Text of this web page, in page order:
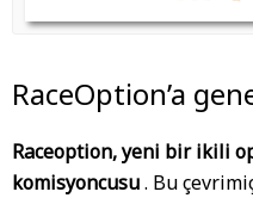
RaceOption’a
Raceoption, yeni bir ikili
komisyoncusu. Bu